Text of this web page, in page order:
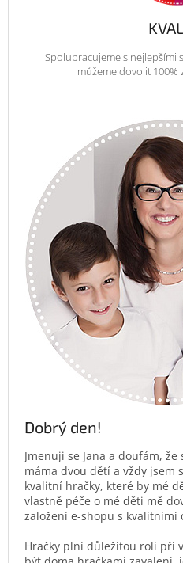
Spolupracujeme s nejlepšími
můžeme dovolit 100%
Dobrý den!
Jmenuji se Jana a doufám, že
máma dvou dětí a vždy jsem
kvalitní hračky, které by mé
vlastně péče o mé děti mě
založení e-shopu s kvalitními
Hračky plní důležitou roli při